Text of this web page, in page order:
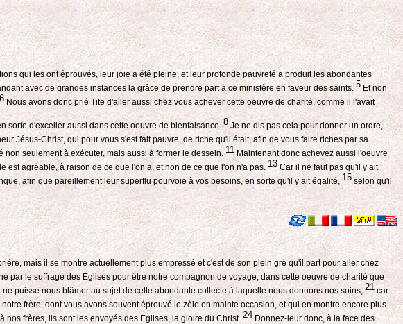
qui les ont éprouvés, leur joie a été pleine, et leur profonde pauvreté a produit les abondantes
avec de grandes instances la grâce de prendre part à ce ministère en faveur des saints.5 Et non
6Nous avons donc prié Tite d'aller aussi chez vous achever cette oeuvre de charité, comme il l'avait
sorte d'exceller aussi dans cette oeuvre de bienfaisance.8Je ne dis pas cela pour donner un ordre,
Jésus-Christ, qui pour vous s'est fait pauvre, de riche qu'il était, afin de vous faire riches par sa
seulement à exécuter, mais aussi à former le dessein. 11 Maintenant donc achevez aussi l'oeuvre
est agréable, à raison de ce que l'on a, et non de ce que l'on n'a pas. 13 Car il ne faut pas qu'il y ait
afin que pareillement leur superflu pourvoie à vos besoins, en sorte qu'il y ait égalité,15selon qu'il
mais il se montre actuellement plus empressé et c'est de son plein gré qu'il part pour aller chez
par le suffrage des Eglises pour être notre compagnon de voyage, dans cette oeuvre de charité que
puisse nous blâmer au sujet de cette abondante collecte à laquelle nous donnons nos soins;21 car
frère, dont vous avons souvent éprouvé le zèle en mainte occasion, et qui en montre encore plus
frères, ils sont les envoyés des Eglises, la gloire du Christ. 24Donnez-leur donc, à la face des